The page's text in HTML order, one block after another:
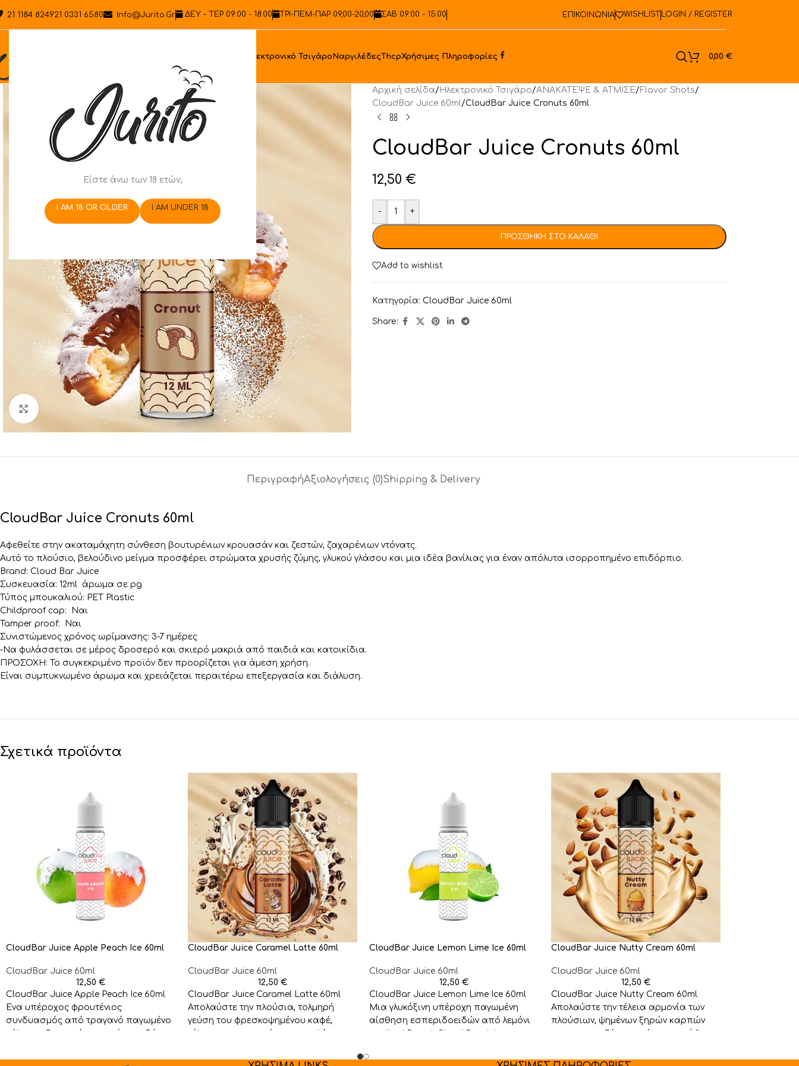
Είστε άνω των 18 ετών;
I AM 18 OR OLDER I AM UNDER 18
21 1184 824921 0331 6580 Info@jurito.gr ΔΕΥ - ΤΕΡ 09:00 - 18:00 ΤΡΙ-ΠΕΜ-ΠΑΡ 09,00-20,00 ΣΑΒ 09:00 - 15:00 ΕΠΙΚΟΙΝΩΝΙΑ WISHLIST LOGIN / REGISTER
Ηλεκτρονικό Τσιγάρο ΝαργιλέδεςThcpΧρήσιμες Πληροφορίες 0,00 €
Click to enlarge
Αρχική σελίδα/ Ηλεκτρονικό Τσιγάρο/ΑΝΑΚΑΤΕΨΕ & ΑΤΜΙΣΕ/Flavor Shots/
CloudBar Juice 60ml/CloudBar Juice Cronuts 60ml
CloudBar Juice Cronuts 60ml
12,50 €
- +
ΠΡΟΣΘΉΚΗ ΣΤΟ ΚΑΛΆΘΙ
Add to wishlist
Κατηγορία: CloudBar Juice 60ml
Share:
ΠεριγραφήΑξιολογήσεις (0)Shipping & Delivery
CloudBar Juice Cronuts 60ml
Αφεθείτε στην ακαταμάχητη σύνθεση βουτυρένιων κρουασάν και ζεστών, ζαχαρένιων ντόνατς.
Αυτό το πλούσιο, βελούδινο μείγμα προσφέρει στρώματα χρυσής ζύμης, γλυκού γλάσου και μια ιδέα βανίλιας για έναν απόλυτα ισορροπημένο επιδόρπιο.
Brand: Cloud Bar Juice
Συσκευασία: 12ml άρωμα σε pg
Τύπος μπουκαλιού: PET Plastic
Childproof cap: Ναι
Tamper proof: Ναι
Συνιστώμενος χρόνος ωρίμανσης: 3-7 ημέρες
-Να φυλάσσεται σε μέρος δροσερό και σκιερό μακριά από παιδιά και κατοικίδια.
ΠΡΟΣΟΧΗ: Το συγκεκριμένο προϊόν δεν προορίζεται για άμεση χρήση.
Είναι συμπυκνωμένο άρωμα και χρειάζεται περαιτέρω επεξεργασία και διάλυση.
Σχετικά προϊόντα
CloudBar Juice Apple Peach Ice 60ml
CloudBar Juice 60ml
12,50€
CloudBar Juice Apple Peach Ice 60ml
Ένα υπέροχος φρουτένιος
συνδυασμός από τραγανό παγωμένο
CloudBar Juice Caramel Latte 60ml
CloudBar Juice 60ml
12,50 €
CloudBar Juice Caramel Latte 60ml
Απολαύστε την πλούσια, τολμηρή
γεύση του φρεσκοψημένου καφέ,
CloudBar Juice Lemon Lime Ice 60ml
CloudBar Juice 60ml
12,50€
CloudBar Juice Lemon Lime Ice 60ml
Μια γλυκόξινη υπέροχη παγωμένη
αίσθηση εσπεριδοειδών από λεμόνι
CloudBar Juice Nutty Cream 60ml
CloudBar Juice 60ml
12,50 €
CloudBar Juice Nutty Cream 60ml
Απολαύστε την τέλεια αρμονία των
πλούσιων, ψημένων ξηρών καρπών